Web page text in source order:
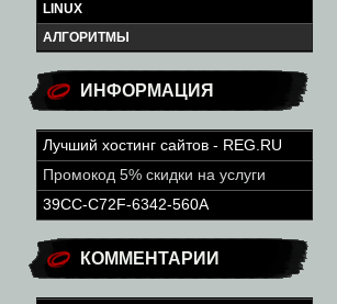
LINUX
АЛГОРИТМЫ
ИНФОРМАЦИЯ
Лучший хостинг сайтов - REG.RU
Промокод 5% скидки на услуги
39CC-C72F-6342-560A
КОММЕНТАРИИ